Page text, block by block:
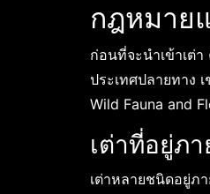
กฎหมาย
ก่อนที่จะนำเข้าเต่
ประเทศปลายทาง
Wild Fauna and
เต่าที่อยู่ภ
เต่าหลายชนิดอยู่ภ